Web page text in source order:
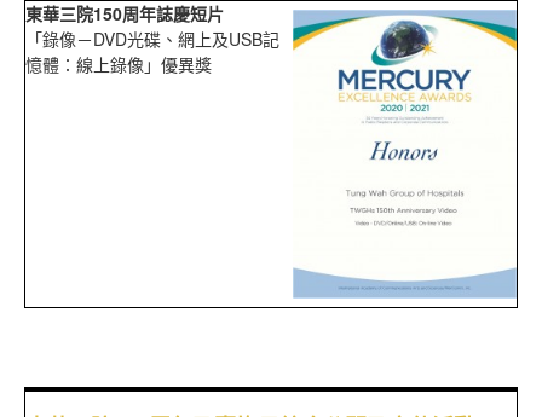
東華三院150周年誌慶短片
「錄像－DVD光碟、網上及USB記
憶體：線上錄像」優異獎